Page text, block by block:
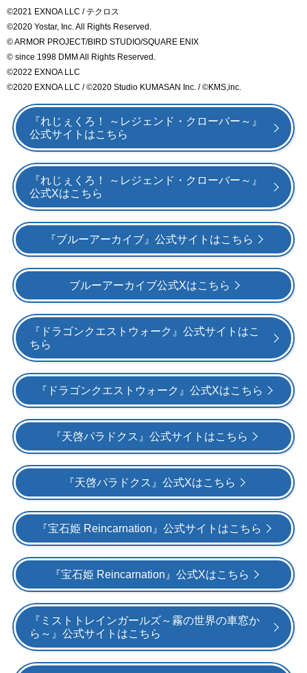
©2021 EXNOA LLC / テクロス
©2020 Yostar, Inc. All Rights Reserved.
© ARMOR PROJECT/BIRD STUDIO/SQUARE ENIX
© since 1998 DMM All Rights Reserved.
©2022 EXNOA LLC
©2020 EXNOA LLC / ©2020 Studio KUMASAN Inc. / ©KMS,inc.
『れじぇくろ！ ～レジェンド・クローバー～』
公式サイトはこちら
『れじぇくろ！ ～レジェンド・クローバー～』
公式Xはこちら
『ブルーアーカイブ』公式サイトはこちら
ブルーアーカイブ公式Xはこちら
『ドラゴンクエストウォーク』公式サイトはこ
ちら
『ドラゴンクエストウォーク』公式Xはこちら
『天啓パラドクス』公式サイトはこちら
『天啓パラドクス』公式Xはこちら
『宝石姫 Reincarnation』公式サイトはこちら
『宝石姫 Reincarnation』公式Xはこちら
『ミストトレインガールズ～霧の世界の車窓か
ら～』公式サイトはこちら